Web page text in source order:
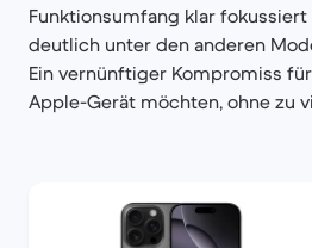
Funktionsumfang klar
deutlich unter den anderen
Ein vernünftiger Kompromiss
Apple-Gerät möchten, ohne zu